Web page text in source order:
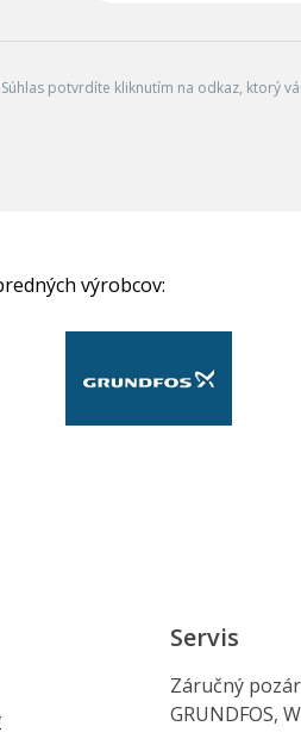
potvrdíte kliknutím na odkaz, ktorý
výrobcov:
Servis
Záručný
GRUNDFOS,